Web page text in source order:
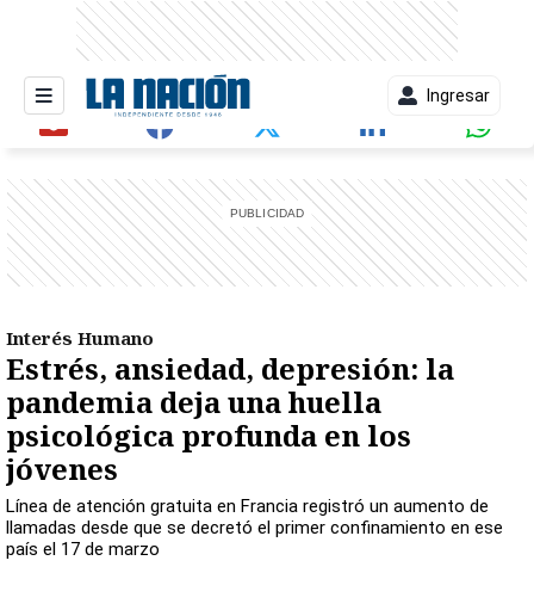
Ingresar
Interés Humano
Estrés, ansiedad, depresión: la
pandemia deja una huella
psicológica profunda en los
jóvenes
Línea de atención gratuita en Francia registró un aumento de
llamadas desde que se decretó el primer confinamiento en ese
país el 17 de marzo